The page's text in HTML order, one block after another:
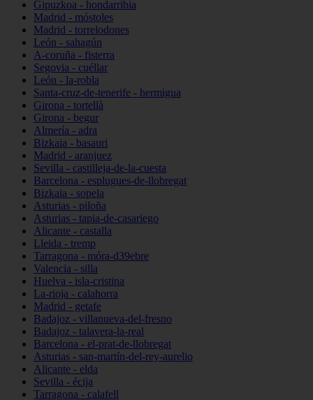
Gipuzkoa - hondarribia
Madrid - móstoles
Madrid - torrelodones
León - sahagún
A-coruña - fisterra
Segovia - cuéllar
León - la-robla
Santa-cruz-de-tenerife - hermigua
Girona - tortellà
Girona - begur
Almería - adra
Bizkaia - basauri
Madrid - aranjuez
Sevilla - castilleja-de-la-cuesta
Barcelona - esplugues-de-llobregat
Bizkaia - sopela
Asturias - piloña
Asturias - tapia-de-casariego
Alicante - castalla
Lleida - tremp
Tarragona - móra-d39ebre
Valencia - silla
Huelva - isla-cristina
La-rioja - calahorra
Madrid - getafe
Badajoz - villanueva-del-fresno
Badajoz - talavera-la-real
Barcelona - el-prat-de-llobregat
Asturias - san-martín-del-rey-aurelio
Alicante - elda
Sevilla - écija
Tarragona - calafell